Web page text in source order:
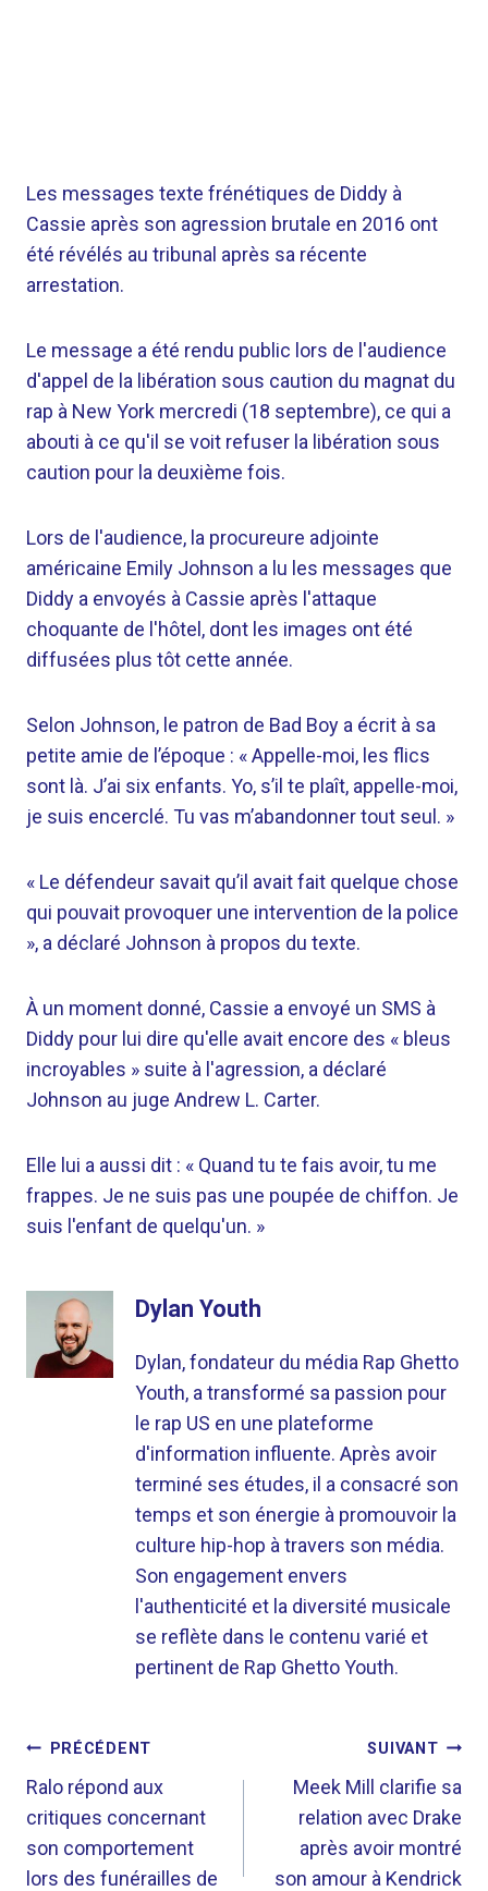
Les messages texte frénétiques de Diddy à
Cassie après son agression brutale en 2016 ont
été révélés au tribunal après sa récente
arrestation.
Le message a été rendu public lors de l'audience
d'appel de la libération sous caution du magnat du
rap à New York mercredi (18 septembre), ce qui a
abouti à ce qu'il se voit refuser la libération sous
caution pour la deuxième fois.
Lors de l'audience, la procureure adjointe
américaine Emily Johnson a lu les messages que
Diddy a envoyés à Cassie après l'attaque
choquante de l'hôtel, dont les images ont été
diffusées plus tôt cette année.
Selon Johnson, le patron de Bad Boy a écrit à sa
petite amie de l’époque : « Appelle-moi, les flics
sont là. J’ai six enfants. Yo, s’il te plaît, appelle-moi,
je suis encerclé. Tu vas m’abandonner tout seul. »
« Le défendeur savait qu’il avait fait quelque chose
qui pouvait provoquer une intervention de la police
», a déclaré Johnson à propos du texte.
À un moment donné, Cassie a envoyé un SMS à
Diddy pour lui dire qu'elle avait encore des « bleus
incroyables » suite à l'agression, a déclaré
Johnson au juge Andrew L. Carter.
Elle lui a aussi dit : « Quand tu te fais avoir, tu me
frappes. Je ne suis pas une poupée de chiffon. Je
suis l'enfant de quelqu'un. »
Dylan Youth
Dylan, fondateur du média Rap Ghetto
Youth, a transformé sa passion pour
le rap US en une plateforme
d'information influente. Après avoir
terminé ses études, il a consacré son
temps et son énergie à promouvoir la
culture hip-hop à travers son média.
Son engagement envers
l'authenticité et la diversité musicale
se reflète dans le contenu varié et
pertinent de Rap Ghetto Youth.
NAVIGATION
DE
L’ARTICLE
PRÉCÉDENT
Ralo répond aux
critiques concernant
son comportement
lors des funérailles de
SUIVANT
Meek Mill clarifie sa
relation avec Drake
après avoir montré
son amour à Kendrick